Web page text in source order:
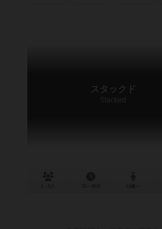
スタックド
Stacked